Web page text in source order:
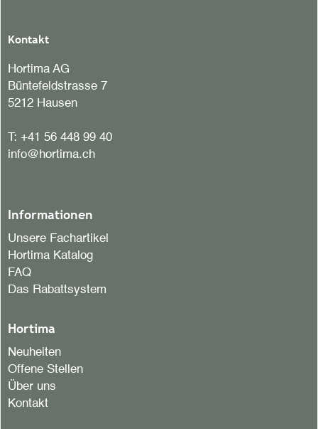
Kontakt
Hortima AG
Büntefeldstrasse 7
5212 Hausen
T: +41 56 448 99 40
info@hortima.ch
Informationen
Unsere Fachartikel
Hortima Katalog
FAQ
Das Rabattsystem
Hortima
Neuheiten
Offene Stellen
Über uns
Kontakt